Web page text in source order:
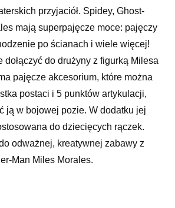
przyjaciół. Spidey, Ghost-
mają superpajęcze moce: pajęczy
po ścianach i wiele więcej!
dołączyć do drużyny z figurką Milesa
pajęcze akcesorium, które można
postaci i 5 punktów artykulacji,
ją w bojowej pozie. W dodatku jej
do dziecięcych rączek.
odważnej, kreatywnej zabawy z
Man Miles Morales.